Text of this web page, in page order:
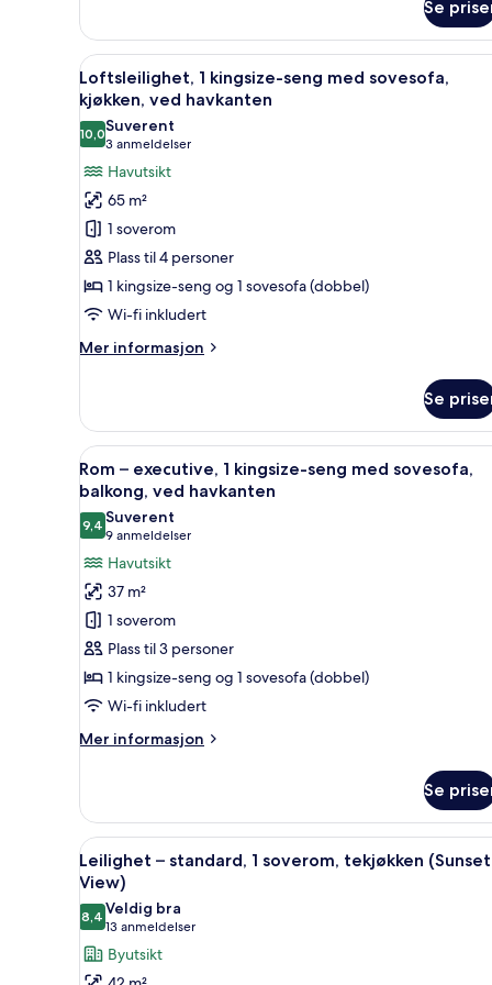
havutsikt
–
standard,
1
kingsize-
seng
med
sovesofa,
balkong,
delvis
havutsikt
Se
Åpne
alle
bildene
av
Loftsleilighet,
1
kingsize-
seng
med
sovesofa,
kjøkken,
ved
Loftsleilighet, 1 kingsize-
10
Loftsleilighet, 1 kingsize-seng med sovesofa,
kjøkken, ved havkanten
10,010,0 av 10
Suverent
3 anmeldelser
(3
anmeldelser)
Havutsikt
65 m²
1 soverom
Plass til 4 personer
1 kingsize-seng og 1 sovesofa (dobbel)
Wi-fi inkludert
Mer informasjon
Mer
1
kingsize-
seng
med
sovesofa,
kjøkken,
ved
havkanten
Se
Åpne
alle
bildene
av
Rom
–
executive,
kingsize-
seng
med
sovesofa,
havkanten
Sengetøy av topp kvalitet,
9
Rom – executive, 1 kingsize-seng med sovesofa,
balkong, ved havkanten
9,49,4 av 10
Suverent
9 anmeldelser
(9
anmeldelser)
Havutsikt
37 m²
1 soverom
Plass til 3 personer
1 kingsize-seng og 1 sovesofa (dobbel)
Wi-fi inkludert
Mer informasjon
Mer
–
executive,
1
kingsize-
med
sovesofa,
balkong,
ved
Se
Åpne
alle
bildene
av
Leilighet
–
Leilighet – standard, 1
10
Leilighet – standard, 1 soverom, tekjøkken (Sunset
View)
8,48,4 av 10
Veldig bra
13 anmeldelser
(13
anmeldelser)
Byutsikt